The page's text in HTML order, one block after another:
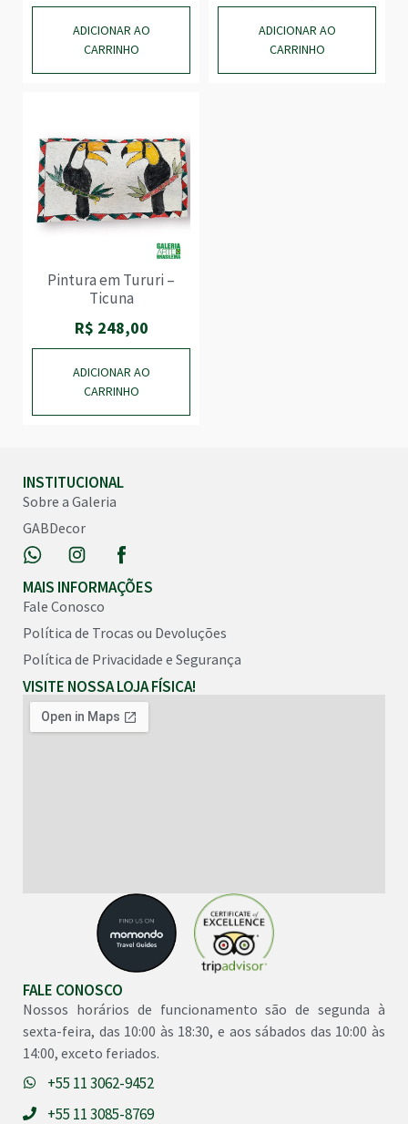
ADICIONAR AO
CARRINHO
ADICIONAR AO
CARRINHO
Pintura em Tururi –
Ticuna
R$ 248,00
ADICIONAR AO
CARRINHO
INSTITUCIONAL
Sobre a Galeria
GABDecor
MAIS INFORMAÇÕES
Fale Conosco
Política de Trocas ou Devoluções
Política de Privacidade e Segurança
VISITE NOSSA LOJA FÍSICA!
FALE CONOSCO
Nossos horários de funcionamento são de segunda à
sexta-feira, das 10:00 às 18:30, e aos sábados das 10:00 às
14:00, exceto feriados.
+55 11 3062-9452
+55 11 3085-8769